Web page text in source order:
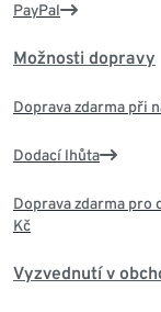
PayPal
Možnosti dopravy
Doprava zdarma při
Dodací lhůta
Doprava zdarma pro
Kč
Vyzvednutí v